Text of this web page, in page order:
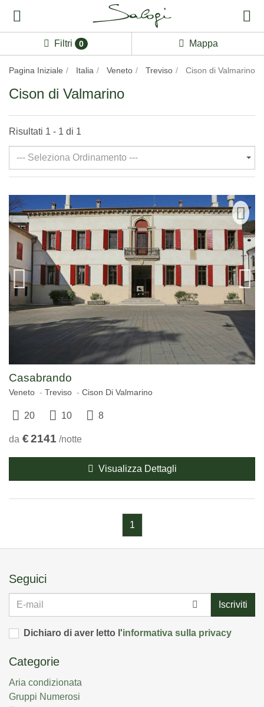
Filtri 0 Mappa
Pagina Iniziale Italia Veneto Treviso Cison di Valmarino
Cison di Valmarino
Risultati 1 - 1 di 1
--- Seleziona Ordinamento ---
Casabrando
Veneto Treviso Cison Di Valmarino
20 10 8
da €2141 /notte
Visualizza Dettagli
1
Seguici
E-
Iscriviti
Dichiaro di aver letto l'informativa sulla privacy
Categorie
Aria condizionata
Gruppi Numerosi